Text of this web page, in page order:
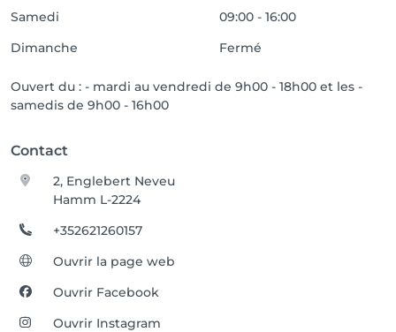
Samedi
09:00 - 16:00
Dimanche
Fermé
Ouvert du : - mardi au vendredi de 9h00 - 18h00 et les -
samedis de 9h00 - 16h00
Contact
2, Englebert Neveu
Hamm L-2224
+352621260157
Ouvrir la page web
Ouvrir Facebook
Ouvrir Instagram